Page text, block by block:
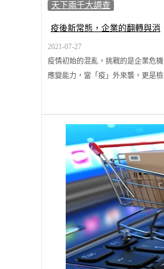
天下兩千大調查
疫後新常態，企業的翻轉與消
長，告訴我們什麼事？
2021-07-27
疫情初始的混亂，挑戰的是企業危機
應變能力，當「疫」外來襲，更是檢
《天下》兩千大調查上榜的2100家企
業內，鼎新客戶共計 1,497家，占比
達 71%。 疫情從2020爆發至今，許
多企業來不及反應，也有許多企業趁
勢而起，在這充滿變局與挑戰的時
代，哪些產業因為疫情而蓬勃發展？
哪些企業縱使面臨危機仍奮勇拚搏突